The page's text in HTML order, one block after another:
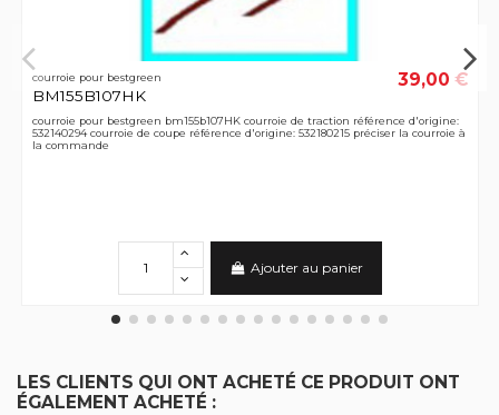
courroie pour bestgreen
BM155B107HK
39,00 €
courroie pour bestgreen bm155b107HK courroie de traction référence d'origine:
532140294 courroie de coupe référence d'origine: 532180215 préciser la courroie à
la commande
Ajouter au panier
LES CLIENTS QUI ONT ACHETÉ CE PRODUIT ONT
ÉGALEMENT ACHETÉ :